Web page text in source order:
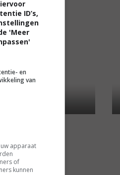
ID’s,
'Meer
en
van
apparaat
of
kunnen